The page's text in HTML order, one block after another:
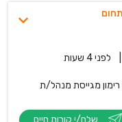
לפני 4 שעות
מגייסת מנהל/ת